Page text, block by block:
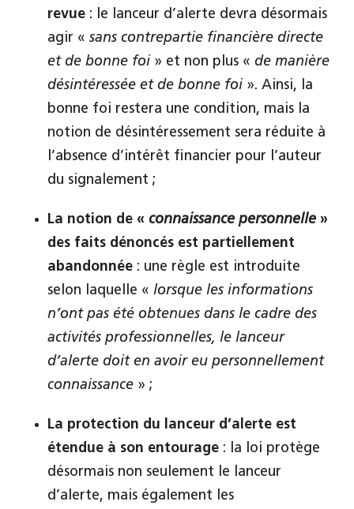
revue : le lanceur d’alerte devra désormais
agir « sans contrepartie financière directe
et de bonne foi » et non plus « de manière
désintéressée et de bonne foi ». Ainsi, la
bonne foi restera une condition, mais la
notion de désintéressement sera réduite à
l’absence d’intérêt financier pour l’auteur
du signalement ;
La notion de « connaissance personnelle »
des faits dénoncés est partiellement
abandonnée : une règle est introduite
selon laquelle « lorsque les informations
n’ont pas été obtenues dans le cadre des
activités professionnelles, le lanceur
d’alerte doit en avoir eu personnellement
connaissance » ;
La protection du lanceur d’alerte est
étendue à son entourage : la loi protège
désormais non seulement le lanceur
d’alerte, mais également les